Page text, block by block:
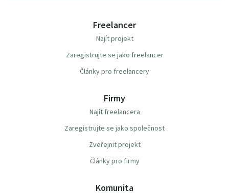
Freelancer
Najít projekt
Zaregistrujte se jako freelancer
Články pro freelancery
Firmy
Najít freelancera
Zaregistrujte se jako společnost
Zveřejnit projekt
Články pro firmy
Komunita